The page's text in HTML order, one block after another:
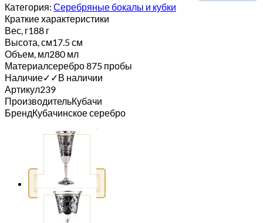
Категория: Серебряные бокалы и кубки
Краткие характеристики
Вес, г188 г
Высота, см17.5 см
Объем, мл280 мл
Материалсеребро 875 пробы
Наличие✓ ✓В наличии
Артикул239
ПроизводительКубачи
БрендКубачинское серебро